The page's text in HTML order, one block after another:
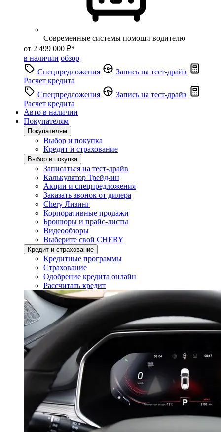
Современные системы помощи водителю
от 2 499 000 ₽*
в наличии обзор
Спецпредложения
Запись на тест-драйв
Расчет кредита
Спецпредложения
Запись на тест-драйв
Расчет кредита
Авто в наличии
Покупателям
Покупателям
Выбор и покупка
Кредит и страхование
Выбор и покупка
Записаться на тест-драйв
Калькулятор Трейд-ин
Акции и спецпредложения
Заказать звонок от дилера
Chery Лизинг
Корпоративные продажи
Брошюры и прайс-листы
Видеообзоры
Выберите свой CHERY
Кредит и страхование
Кредитные программы
Страхование
Одобрение кредита онлайн
Рассчитать кредит